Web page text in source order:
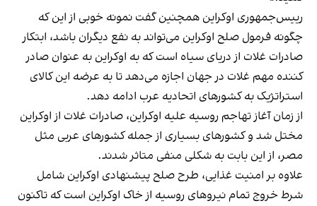
رییس‌جمهوری اوکراین همچنین گفت نمونه خوبی از این که
چگونه فرمول صلح اوکراین می‌تواند به نفع دیگران باشد، ابتکار
صادرات غلات از دریای سیاه است که به اوکراین به عنوان صادر
کننده مهم غلات در جهان اجازه می‌دهد تا به عرضه این کالای
استراتژیک به کشورهای اتحادیه عرب ادامه دهد.
از زمان آغاز تهاجم روسیه علیه اوکراین، صادرات غلات از اوکراین
مختل شد و کشورهای بسیاری از جمله کشورهای عربی مثل
مصر، از این بابت به شکلی منفی متاثر شدند.
علاوه بر امنیت غذایی، طرح صلح پیشنهادی اوکراین شامل
شرط خروج تمام نیروهای روسیه از خاک اوکراین است که تاکنون